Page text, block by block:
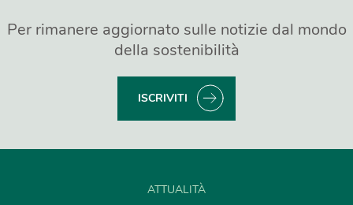
Per rimanere aggiornato sulle notizie dal mondo
della sostenibilità
ISCRIVITI
ATTUALITÀ